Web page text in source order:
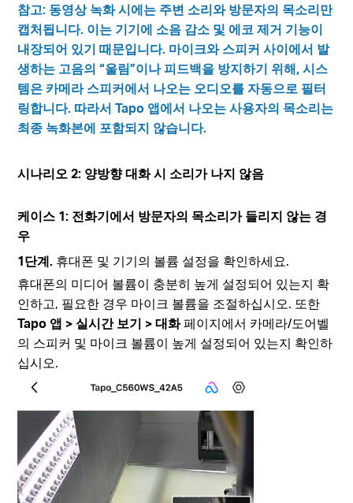
참고: 동영상 녹화 시에는 주변 소리와 방문자의 목소리만
캡처됩니다. 이는 기기에 소음 감소 및 에코 제거 기능이
내장되어 있기 때문입니다. 마이크와 스피커 사이에서 발
생하는 고음의 “울림”이나 피드백을 방지하기 위해, 시스
템은 카메라 스피커에서 나오는 오디오를 자동으로 필터
링합니다. 따라서 Tapo 앱에서 나오는 사용자의 목소리는
최종 녹화본에 포함되지 않습니다.
시나리오 2: 양방향 대화 시 소리가 나지 않음
케이스 1: 전화기에서 방문자의 목소리가 들리지 않는 경
우
1단계. 휴대폰 및 기기의 볼륨 설정을 확인하세요.
휴대폰의 미디어 볼륨이 충분히 높게 설정되어 있는지 확
인하고, 필요한 경우 마이크 볼륨을 조절하십시오. 또한
Tapo 앱 > 실시간 보기 > 대화페이지에서 카메라/도어벨
의 스피커 및 마이크 볼륨이 높게 설정되어 있는지 확인하
십시오.